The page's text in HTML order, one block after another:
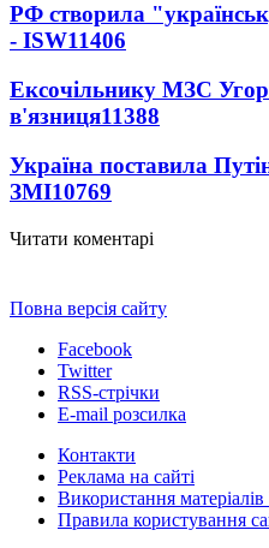
РФ створила
- ISW11406
Ексочільнику МЗС
в'язниця11388
Україна поставила
ЗМІ10769
Читати коментарі
Повна версія сайту
Facebook
Twitter
RSS-стрічки
E-mail розсилка
Контакти
Реклама на сайті
Використання
Правила користування